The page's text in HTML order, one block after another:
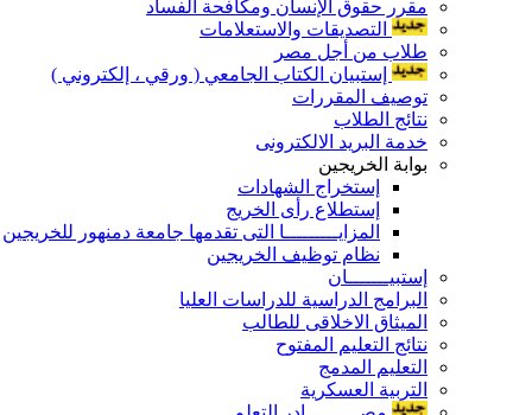
مقرر حقوق الإنسان ومكافحة الفساد
التصديقات والاستعلامات
طلاب من أجل مصر
إستبيان الكتاب الجامعي ( ورقي ، إلكتروني )
توصيف المقررات
نتائج الطلاب
خدمة البريد الالكترونى
بوابة الخريجين
إستخراج الشهادات
إستطلاع رأى الخريج
المزايـــــــــا التى تقدمها جامعة دمنهور للخريجين
نظام توظيف الخريجين
إستبيـــــــان
البرامج الدراسية للدراسات العليا
الميثاق الاخلاقى للطالب
نتائج التعليم المفتوح
التعليم المدمج
التربية العسكرية